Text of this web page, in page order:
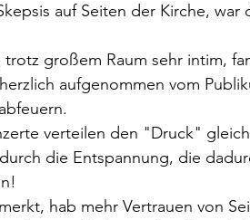
auf Seiten der Kirche, war
großem Raum sehr intim,
aufgenommen vom
verteilen den "Druck"
die Entspannung, die
hab mehr Vertrauen von